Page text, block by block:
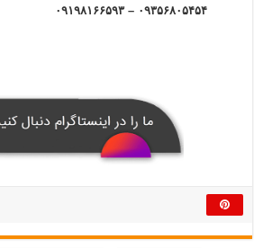
۰۹۳۵۶۸۰۵۴۵۴ – ۰۹۱۹۸۱۶۶۵۹۳